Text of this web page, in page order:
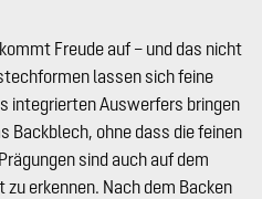
Freude auf – und das nicht
lassen sich feine
integrierten Auswerfers bringen
Backblech, ohne dass die feinen
sind auch auf dem
erkennen. Nach dem Backen